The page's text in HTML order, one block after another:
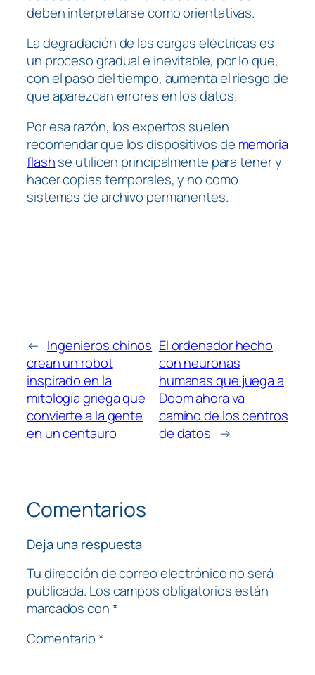
deben interpretarse como orientativas.
La degradación de las cargas eléctricas es
un proceso gradual e inevitable, por lo que,
con el paso del tiempo, aumenta el riesgo de
que aparezcan errores en los datos.
Por esa razón, los expertos suelen
recomendar que los dispositivos de memoria
flashse utilicen principalmente para tener y
hacer copias temporales, y no como
sistemas de archivo permanentes.
← Ingenieros chinos
crean un robot
inspirado en la
mitología griega que
convierte a la gente
en un centauro
El ordenador hecho
con neuronas
humanas que juega a
Doom ahora va
camino de los centros
de datos →
Comentarios
Deja una respuesta
Tu dirección de correo electrónico no será
publicada. Los campos obligatorios están
marcados con*
Comentario*